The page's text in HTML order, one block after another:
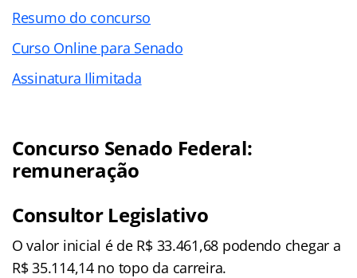
Resumo do concurso
Curso Online para Senado
Assinatura Ilimitada
Concurso Senado Federal:
remuneração
Consultor Legislativo
O valor inicial é de R$ 33.461,68 podendo chegar a
R$ 35.114,14 no topo da carreira.